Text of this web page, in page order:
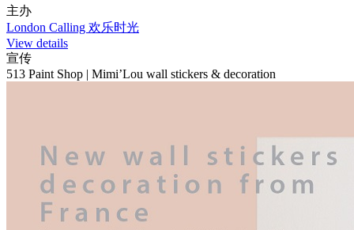
主办
London Calling 欢乐时光
View details
宣传
513 Paint Shop | Mimi’Lou wall stickers & decoration